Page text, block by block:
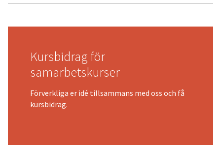
Kursbidrag för
samarbetskurser
Förverkliga er idé tillsammans med oss och få
kursbidrag.